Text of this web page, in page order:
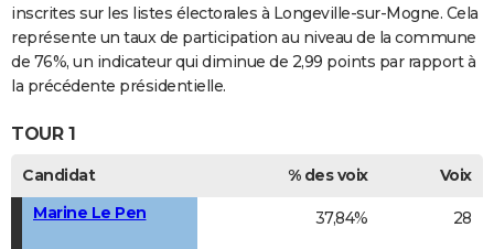
inscrites sur les listes électorales à Longeville-sur-Mogne. Cela
représente un taux de participation au niveau de la commune
de 76%, un indicateur qui diminue de 2,99 points par rapport à
la précédente présidentielle.
TOUR 1
Candidat % des voix
Voix
Marine Le Pen
37,84% 28